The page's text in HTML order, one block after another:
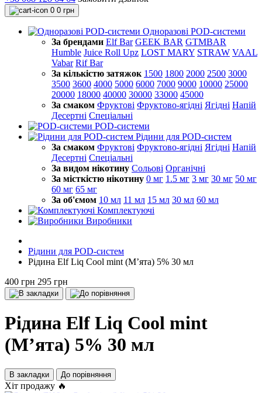
0 0 грн
Одноразові POD-системи
За брендами Elf Bar GEEK BAR GTMBAR
Humble Juice Roll Upz LOST MARY STRAW VAAL
Vabar Rif Bar
За кількістю затяжок 1500 1800 2000 2500 3000
3500 3600 4000 5000 6000 7000 9000 10000 25000
20000 18000 40000 30000 33000 45000
За смаком Фруктові Фруктово-ягідні Ягідні Напій
Десертні Спеціальні
POD-системи
Рідини для POD-систем
За смаком Фруктові Фруктово-ягідні Ягідні Напій
Десертні Спеціальні
За видом нікотину Сольові Органічні
За місткістю нікотину 0 мг 1.5 мг 3 мг 30 мг 50 мг
60 мг 65 мг
За об'ємом 10 мл 11 мл 15 мл 30 мл 60 мл
Комплектуючі
Виробники
Рідини для POD-систем
Рідина Elf Liq Cool mint (Мʼята) 5% 30 мл
400 грн 295 грн
Рідина Elf Liq Cool mint
(Мʼята) 5% 30 мл
В закладки До порівняння
Хіт продажу 🔥